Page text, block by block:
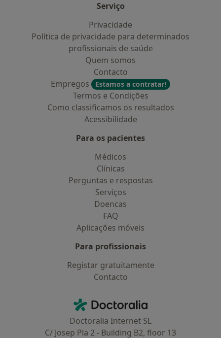
Serviço
Privacidade
Política de privacidade para determinados
profissionais de saúde
Quem somos
Contacto
Empregos
Estamos a contratar!
Termos e Condições
Como classificamos os resultados
Acessibilidade
Para os pacientes
Médicos
Clínicas
Perguntas e respostas
Serviços
Doencas
FAQ
Aplicações móveis
Para profissionais
Registar gratuitamente
Contacto
Doctoralia - Homepage
Doctoralia Internet SL
C/ Josep Pla 2 - Building B2, floor 13